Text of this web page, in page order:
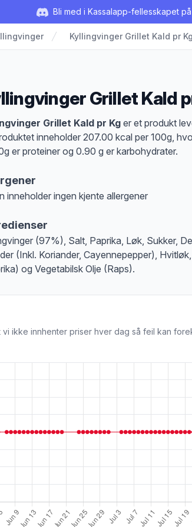
Bli med i Kassalapp-fellesskapet på
Kyllingvinger Grillet Kald pr Kg
Grillet Kald
Grillet Kald pr Kger et produkt
inneholder 207.00 kcal per 100g,
er proteiner og 0.90 g er karbohydrater.
inneholder ingen kjente allergener
at denne informasjonen er bare til informasjon, sjekk
(97%), Salt, Paprika, Løk, Sukker,
(Inkl. Koriander, Cayennepepper),
og Vegetabilsk Olje (Raps).
ikke innhenter priser hver dag så feil kan